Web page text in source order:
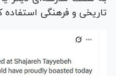
تاریخی و فرهنگی استفاده